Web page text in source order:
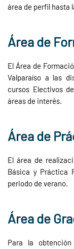
área de perfil hasta
Área de
El Área de
Valparaíso a las
cursos Electivos
áreas de interés.
Área de
El área de
Básica y Práctica
periodo de verano.
Área de
Para la